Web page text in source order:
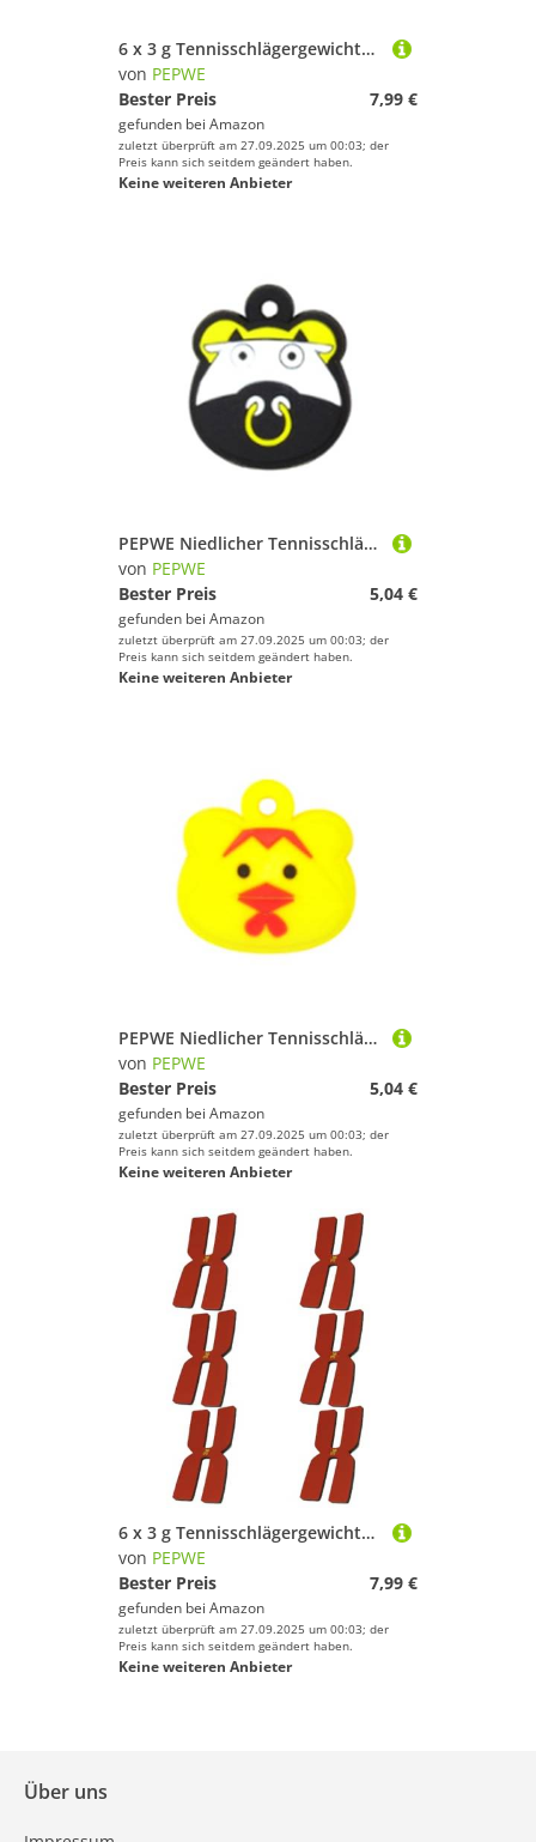
6 x 3 g Tennisschlägergewichte, Gewichtspolster, Gewichtspolster, Silikon-Gewichtspolster, beschwerter Tennisschläger
von PEPWE
Bester Preis
7,99 €
gefunden bei Amazon
zuletzt überprüft am 27.09.2025 um 00:03; der
Preis kann sich seitdem geändert haben.
Keine weiteren Anbieter
PEPWE Niedlicher Tennisschläger-Dämpfer aus Silikon, niedliche Form, Dämpfer für Schläger, Tennisplatz-Ausrüstung
von PEPWE
Bester Preis
5,04 €
gefunden bei Amazon
zuletzt überprüft am 27.09.2025 um 00:03; der
Preis kann sich seitdem geändert haben.
Keine weiteren Anbieter
PEPWE Niedlicher Tennisschläger-Dämpfer aus Silikon, niedliche Form, Dämpfer für Schläger, Tennisplatz-Ausrüstung
von PEPWE
Bester Preis
5,04 €
gefunden bei Amazon
zuletzt überprüft am 27.09.2025 um 00:03; der
Preis kann sich seitdem geändert haben.
Keine weiteren Anbieter
6 x 3 g Tennisschlägergewichte, Gewichtspolster, Gewichtspolster, Silikon-Gewichtspolster, beschwerter Tennisschläger
von PEPWE
Bester Preis
7,99 €
gefunden bei Amazon
zuletzt überprüft am 27.09.2025 um 00:03; der
Preis kann sich seitdem geändert haben.
Keine weiteren Anbieter
Über uns